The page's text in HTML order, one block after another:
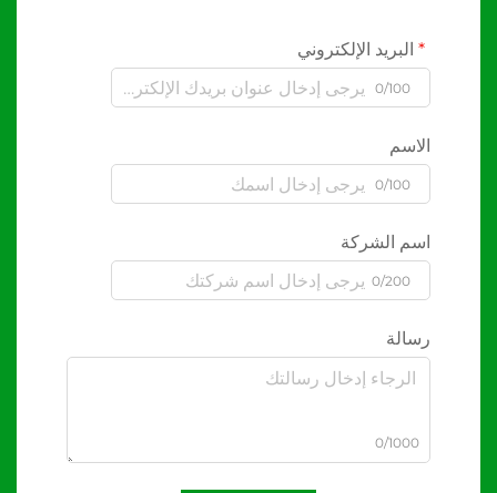
البريد الإلكتروني
0/100
الاسم
0/100
اسم الشركة
0/200
رسالة
0/1000